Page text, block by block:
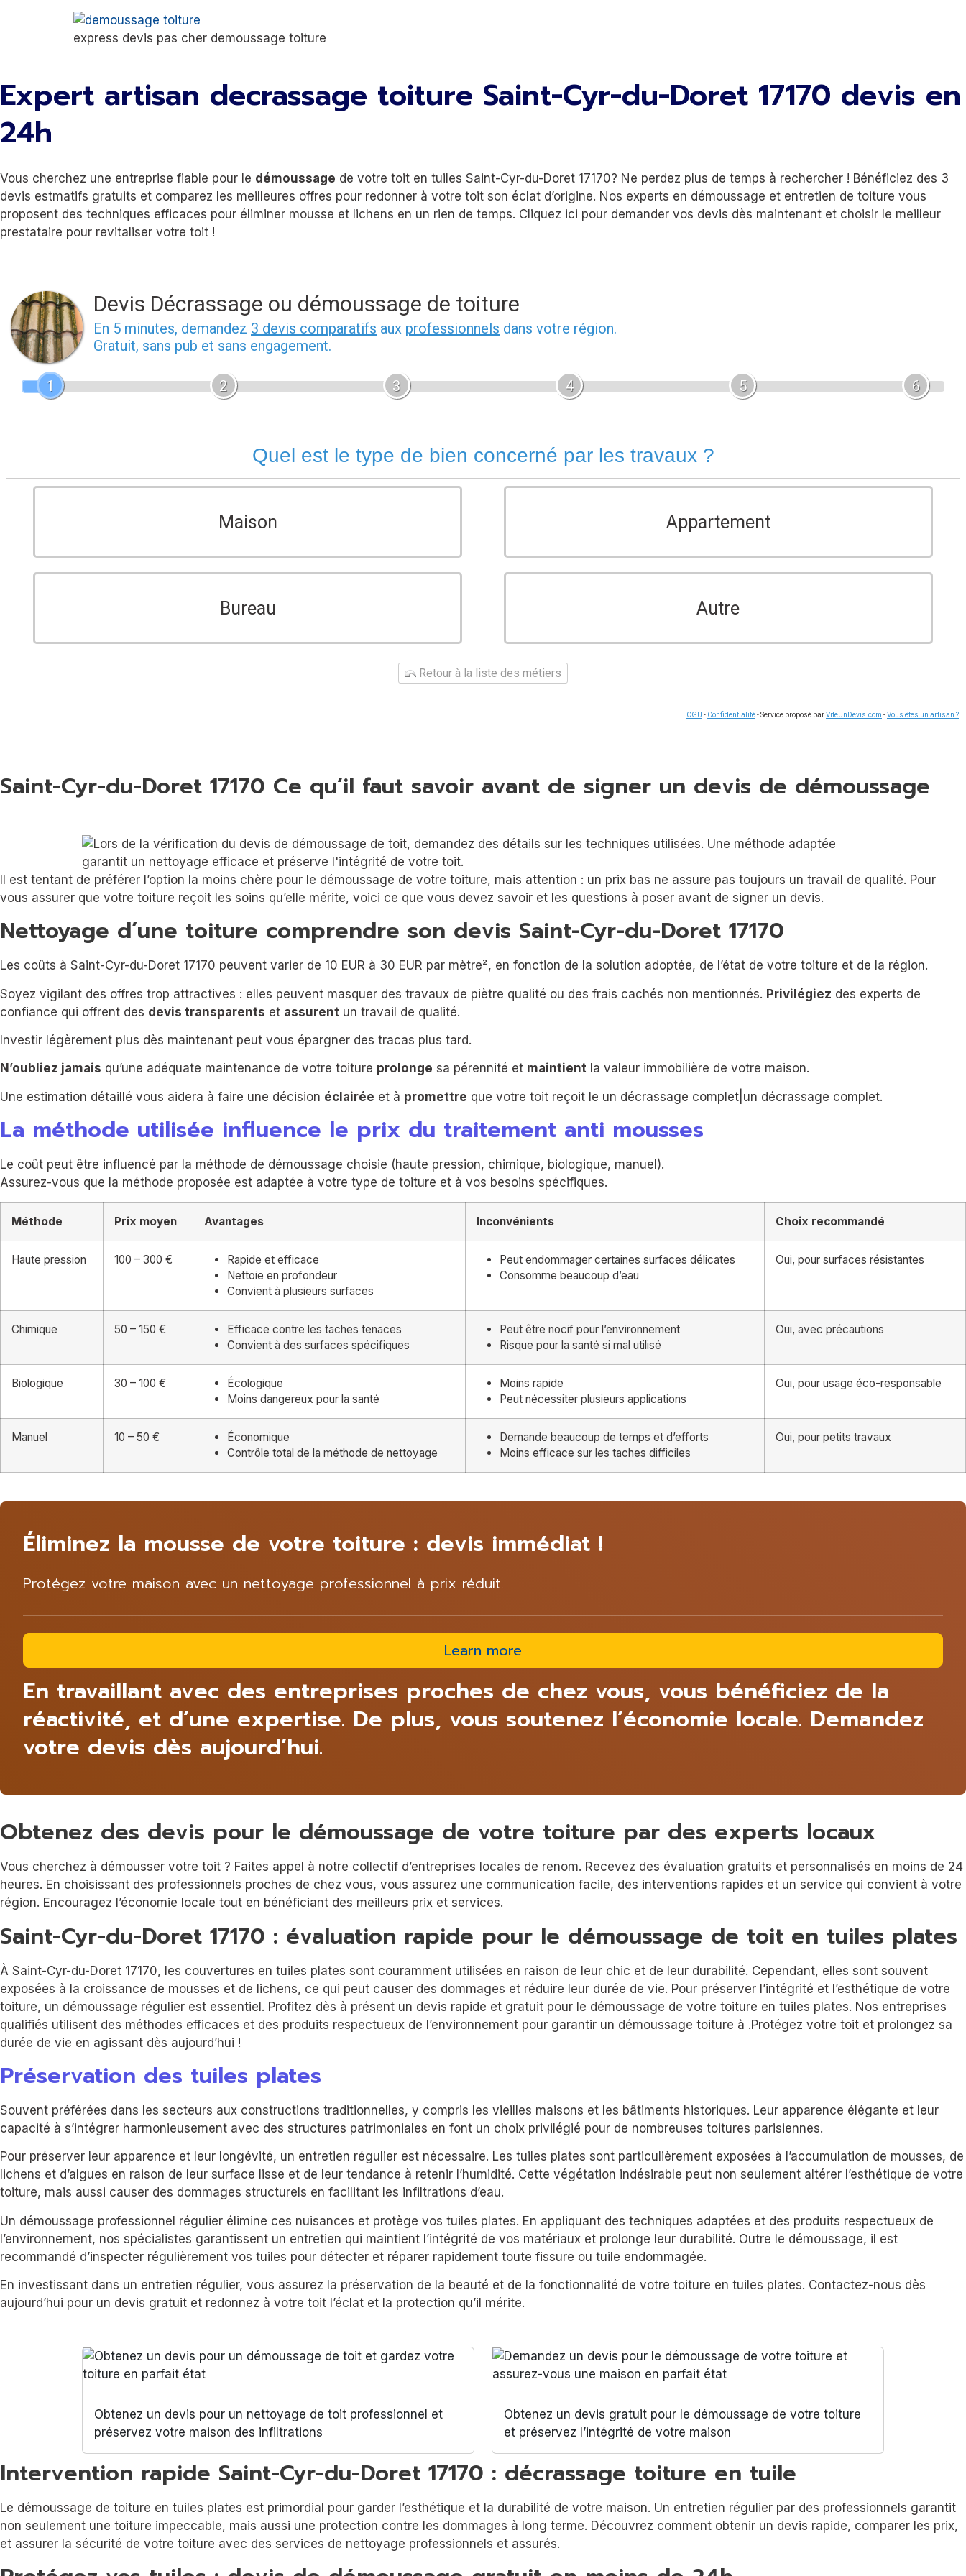
express devis pas cher demoussage toiture
Expert artisan decrassage toiture Saint-Cyr-du-Doret 17170 devis en
24h
Vous cherchez une entreprise fiable pour le démoussage de votre toit en tuiles Saint-Cyr-du-Doret 17170? Ne perdez plus de temps à rechercher ! Bénéficiez des 3
devis estmatifs gratuits et comparez les meilleures offres pour redonner à votre toit son éclat d’origine. Nos experts en démoussage et entretien de toiture vous
proposent des techniques efficaces pour éliminer mousse et lichens en un rien de temps. Cliquez ici pour demander vos devis dès maintenant et choisir le meilleur
prestataire pour revitaliser votre toit !
Devis Décrassage ou démoussage de toiture
En 5 minutes, demandez 3 devis comparatifs aux professionnels dans votre région.
Gratuit, sans pub et sans engagement.
1 2 3 4 5 6
Quel est le type de bien concerné par les travaux ?
Maison Appartement
Bureau Autre
Retour à la liste des métiers
CGU - Confidentialité- Service proposé parViteUnDevis.com -Vous êtes un artisan ?
Saint-Cyr-du-Doret 17170 Ce qu’il faut savoir avant de signer un devis de démoussage
Il est tentant de préférer l’option la moins chère pour le démoussage de votre toiture, mais attention : un prix bas ne assure pas toujours un travail de qualité. Pour
vous assurer que votre toiture reçoit les soins qu’elle mérite, voici ce que vous devez savoir et les questions à poser avant de signer un devis.
Nettoyage d’une toiture comprendre son devis Saint-Cyr-du-Doret 17170
Les coûts à Saint-Cyr-du-Doret 17170 peuvent varier de 10 EUR à 30 EUR par mètre², en fonction de la solution adoptée, de l’état de votre toiture et de la région.
Soyez vigilant des offres trop attractives : elles peuvent masquer des travaux de piètre qualité ou des frais cachés non mentionnés. Privilégiez des experts de
confiance qui offrent des devis transparents et assurent un travail de qualité.
Investir légèrement plus dès maintenant peut vous épargner des tracas plus tard.
N’oubliez jamais qu’une adéquate maintenance de votre toiture prolonge sa pérennité et maintient la valeur immobilière de votre maison.
Une estimation détaillé vous aidera à faire une décision éclairée et à promettre que votre toit reçoit le un décrassage complet|un décrassage complet.
La méthode utilisée influence le prix du traitement anti mousses
Le coût peut être influencé par la méthode de démoussage choisie (haute pression, chimique, biologique, manuel).
Assurez-vous que la méthode proposée est adaptée à votre type de toiture et à vos besoins spécifiques.
Méthode Prix moyen Avantages Inconvénients Choix recommandé
Haute pression 100 – 300 €
Rapide et efficace
Nettoie en profondeur
Convient à plusieurs surfaces
Peut endommager certaines surfaces délicates
Consomme beaucoup d’eau
Oui, pour surfaces résistantes
Chimique 50 – 150 €
Efficace contre les taches tenaces
Convient à des surfaces spécifiques
Peut être nocif pour l’environnement
Risque pour la santé si mal utilisé
Oui, avec précautions
Biologique 30 – 100 €
Écologique
Moins dangereux pour la santé
Moins rapide
Peut nécessiter plusieurs applications
Oui, pour usage éco-responsable
Manuel 10 – 50 €
Économique
Contrôle total de la méthode de nettoyage
Demande beaucoup de temps et d’efforts
Moins efficace sur les taches difficiles
Oui, pour petits travaux
Éliminez la mousse de votre toiture : devis immédiat !
Protégez votre maison avec un nettoyage professionnel à prix réduit.
Learn more
En travaillant avec des entreprises proches de chez vous, vous bénéficiez de la
réactivité, et d’une expertise. De plus, vous soutenez l’économie locale. Demandez
votre devis dès aujourd’hui.
Obtenez des devis pour le démoussage de votre toiture par des experts locaux
Vous cherchez à démousser votre toit ? Faites appel à notre collectif d’entreprises locales de renom. Recevez des évaluation gratuits et personnalisés en moins de 24
heures. En choisissant des professionnels proches de chez vous, vous assurez une communication facile, des interventions rapides et un service qui convient à votre
région. Encouragez l’économie locale tout en bénéficiant des meilleurs prix et services.
Saint-Cyr-du-Doret 17170 : évaluation rapide pour le démoussage de toit en tuiles plates
À Saint-Cyr-du-Doret 17170, les couvertures en tuiles plates sont couramment utilisées en raison de leur chic et de leur durabilité. Cependant, elles sont souvent
exposées à la croissance de mousses et de lichens, ce qui peut causer des dommages et réduire leur durée de vie. Pour préserver l’intégrité et l’esthétique de votre
toiture, un démoussage régulier est essentiel. Profitez dès à présent un devis rapide et gratuit pour le démoussage de votre toiture en tuiles plates. Nos entreprises
qualifiés utilisent des méthodes efficaces et des produits respectueux de l’environnement pour garantir un démoussage toiture à .Protégez votre toit et prolongez sa
durée de vie en agissant dès aujourd’hui !
Préservation des tuiles plates
Souvent préférées dans les secteurs aux constructions traditionnelles, y compris les vieilles maisons et les bâtiments historiques. Leur apparence élégante et leur
capacité à s’intégrer harmonieusement avec des structures patrimoniales en font un choix privilégié pour de nombreuses toitures parisiennes.
Pour préserver leur apparence et leur longévité, un entretien régulier est nécessaire. Les tuiles plates sont particulièrement exposées à l’accumulation de mousses, de
lichens et d’algues en raison de leur surface lisse et de leur tendance à retenir l’humidité. Cette végétation indésirable peut non seulement altérer l’esthétique de votre
toiture, mais aussi causer des dommages structurels en facilitant les infiltrations d’eau.
Un démoussage professionnel régulier élimine ces nuisances et protège vos tuiles plates. En appliquant des techniques adaptées et des produits respectueux de
l’environnement, nos spécialistes garantissent un entretien qui maintient l’intégrité de vos matériaux et prolonge leur durabilité. Outre le démoussage, il est
recommandé d’inspecter régulièrement vos tuiles pour détecter et réparer rapidement toute fissure ou tuile endommagée.
En investissant dans un entretien régulier, vous assurez la préservation de la beauté et de la fonctionnalité de votre toiture en tuiles plates. Contactez-nous dès
aujourd’hui pour un devis gratuit et redonnez à votre toit l’éclat et la protection qu’il mérite.
Obtenez un devis pour un nettoyage de toit professionnel et
préservez votre maison des infiltrations
Obtenez un devis gratuit pour le démoussage de votre toiture
et préservez l’intégrité de votre maison
Intervention rapide Saint-Cyr-du-Doret 17170 : décrassage toiture en tuile
Le démoussage de toiture en tuiles plates est primordial pour garder l’esthétique et la durabilité de votre maison. Un entretien régulier par des professionnels garantit
non seulement une toiture impeccable, mais aussi une protection contre les dommages à long terme. Découvrez comment obtenir un devis rapide, comparer les prix,
et assurer la sécurité de votre toiture avec des services de nettoyage professionnels et assurés.